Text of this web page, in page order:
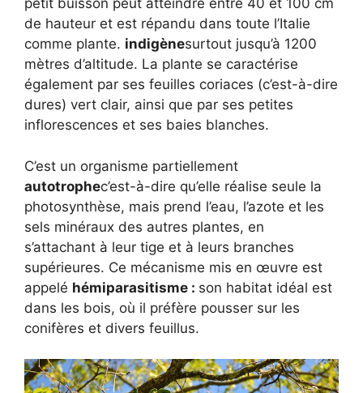
petit buisson peut atteindre entre 40 et 100 cm
de hauteur et est répandu dans toute l’Italie
comme plante. indigènesurtout jusqu’à 1200
mètres d’altitude. La plante se caractérise
également par ses feuilles coriaces (c’est-à-dire
dures) vert clair, ainsi que par ses petites
inflorescences et ses baies blanches.
C’est un organisme partiellement
autotrophec’est-à-dire qu’elle réalise seule la
photosynthèse, mais prend l’eau, l’azote et les
sels minéraux des autres plantes, en
s’attachant à leur tige et à leurs branches
supérieures. Ce mécanisme mis en œuvre est
appelé hémiparasitisme : son habitat idéal est
dans les bois, où il préfère pousser sur les
conifères et divers feuillus.